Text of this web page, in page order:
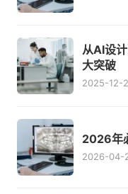
从AI设
大突破
2025-12-
2026年
2026-04-